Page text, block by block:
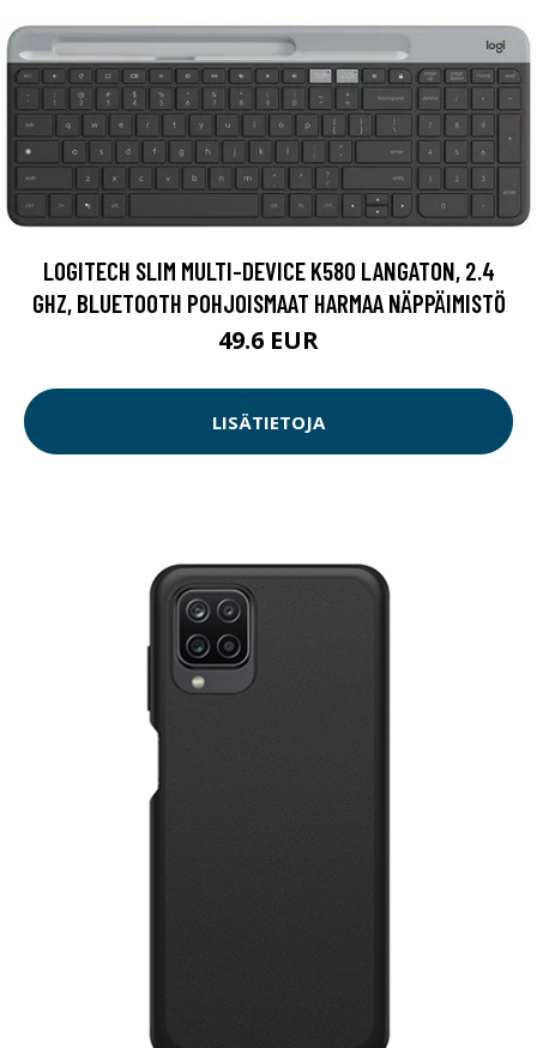
LOGITECH SLIM MULTI-DEVICE K580 LANGATON, 2.4
GHZ, BLUETOOTH POHJOISMAAT HARMAA NÄPPÄIMISTÖ
49.6 EUR
LISÄTIETOJA